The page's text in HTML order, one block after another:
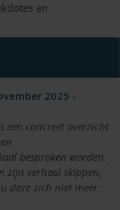
en
2025 -
een concreet overzicht
besproken worden.
zijn verhaal skippen,
deze zich niet meer